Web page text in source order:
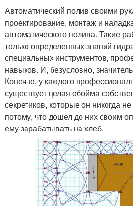
Автоматический полив своими
проектирование, монтаж и
автоматического полива. Такие
только определенных знаний
специальных инструментов,
навыков. И, безусловно,
Конечно, у каждого
существует целая обойма
секретиков, которые он никогда
потому, что дошел до них своим
ему зарабатывать на хлеб.